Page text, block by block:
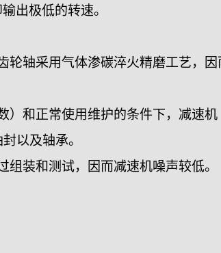
出极低的转速。
轴采用气体渗碳淬火精磨工艺，
和正常使用维护的条件下，减速机
以及轴承。
装和测试，因而减速机噪声较低。